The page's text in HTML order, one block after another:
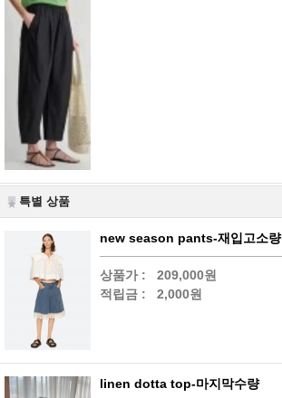
특별 상품
new season pants-재입고소량
상품가 :
209,000원
적립금 :
2,000원
linen dotta top-마지막수량